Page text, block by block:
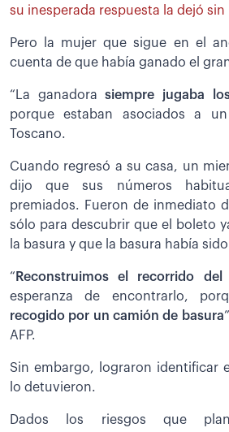
su inesperada respuesta la dejó sin
Pero la mujer que sigue en el
cuenta de que había ganado el
“La ganadorasiempre jugaba
porque estaban asociados a
Toscano.
Cuando regresó a su casa, un
dijo que sus números
premiados. Fueron de inmediato
sólo para descubrir que el boleto
la basura y que la basura había
“ Reconstruimos el recorrido del
esperanza de encontrarlo,
recogido por un camión de basura
AFP.
Sin embargo, lograron identificar
lo detuvieron.
Dados los riesgos que